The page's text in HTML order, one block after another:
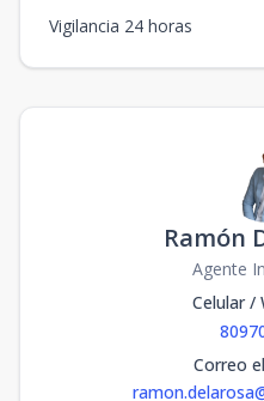
Vigilancia 24 horas
Ramón
Agente
Celular /
Correo